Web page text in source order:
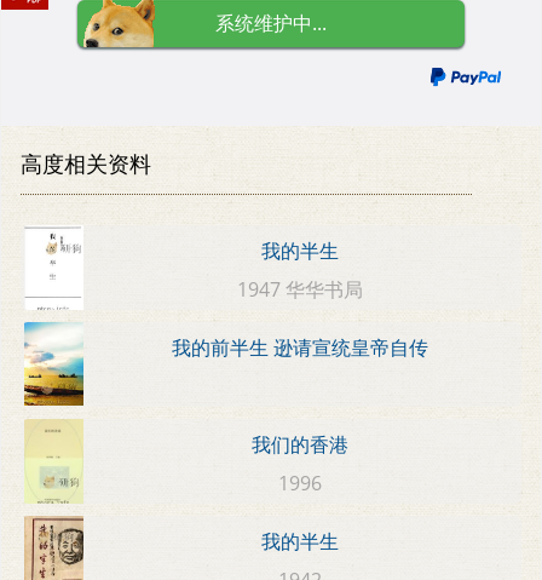
系统维护中...
高度相关资料
我的半生
1947 华华书局
我的前半生 逊请宣统皇帝自传
我们的香港
1996
我的半生